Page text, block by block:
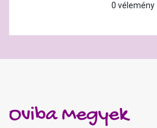
0 vélemény
Oviba Megyek